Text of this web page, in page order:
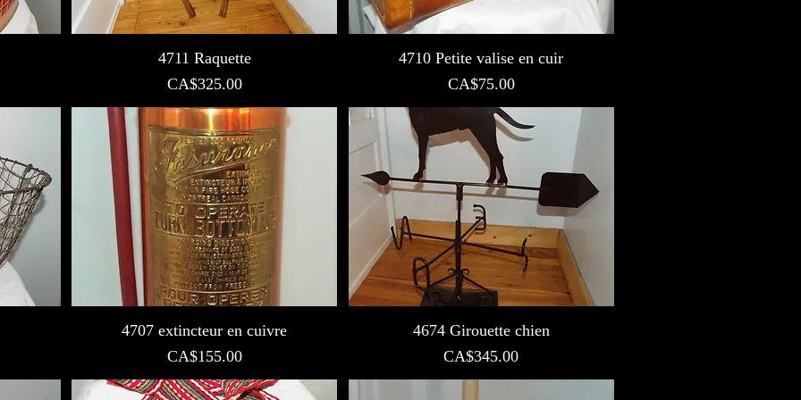
4711 Raquette
Prix
CA$325.00
4710 Petite valise en cuir
Prix
CA$75.00
4707 extincteur en cuivre
Prix
CA$155.00
4674 Girouette chien
Prix
CA$345.00